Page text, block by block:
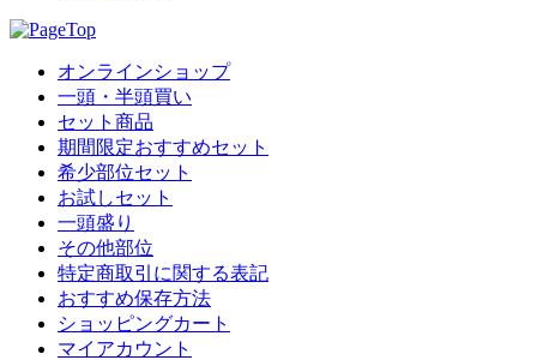
オンラインショップ
一頭・半頭買い
セット商品
期間限定おすすめセット
希少部位セット
お試しセット
一頭盛り
その他部位
特定商取引に関する表記
おすすめ保存方法
ショッピングカート
マイアカウント